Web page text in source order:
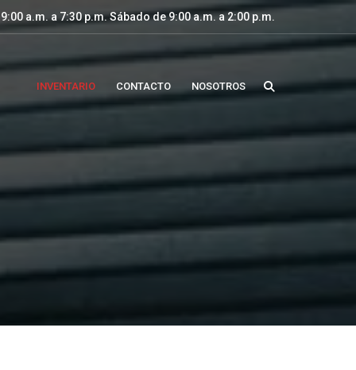
a.m. a 7:30 p.m. Sábado de 9:00 a.m. a 2:00 p.m.
INVENTARIO CONTACTO NOSOTROS